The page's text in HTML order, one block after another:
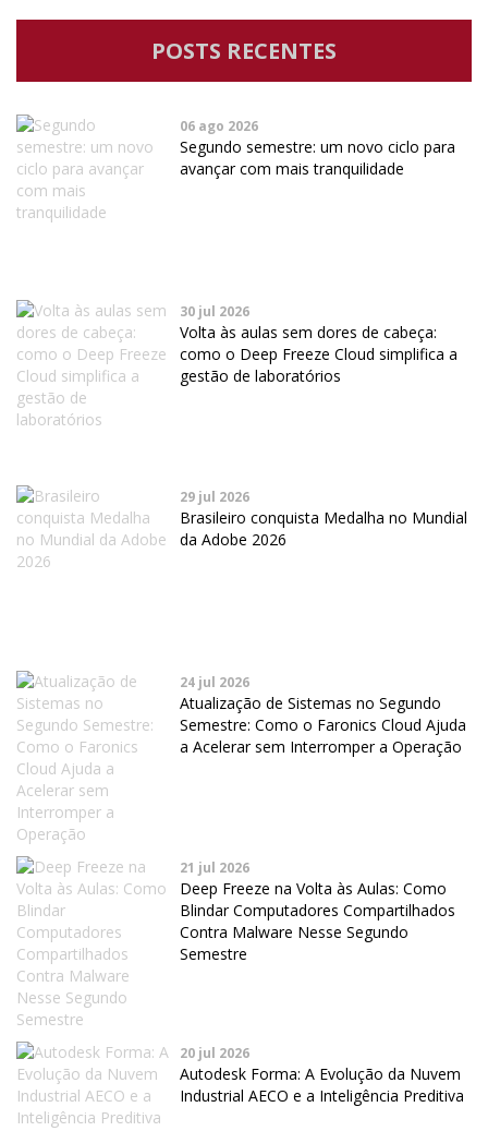
POSTS RECENTES
06 ago 2026
Segundo semestre: um novo ciclo para
avançar com mais tranquilidade
30 jul 2026
Volta às aulas sem dores de cabeça:
como o Deep Freeze Cloud simplifica a
gestão de laboratórios
29 jul 2026
Brasileiro conquista Medalha no Mundial
da Adobe 2026
24 jul 2026
Atualização de Sistemas no Segundo
Semestre: Como o Faronics Cloud Ajuda
a Acelerar sem Interromper a Operação
21 jul 2026
Deep Freeze na Volta às Aulas: Como
Blindar Computadores Compartilhados
Contra Malware Nesse Segundo
Semestre
20 jul 2026
Autodesk Forma: A Evolução da Nuvem
Industrial AECO e a Inteligência Preditiva